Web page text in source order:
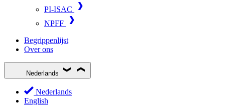
PI-ISAC
NPFF
Begrippenlijst
Over ons
Nederlands
Nederlands
English